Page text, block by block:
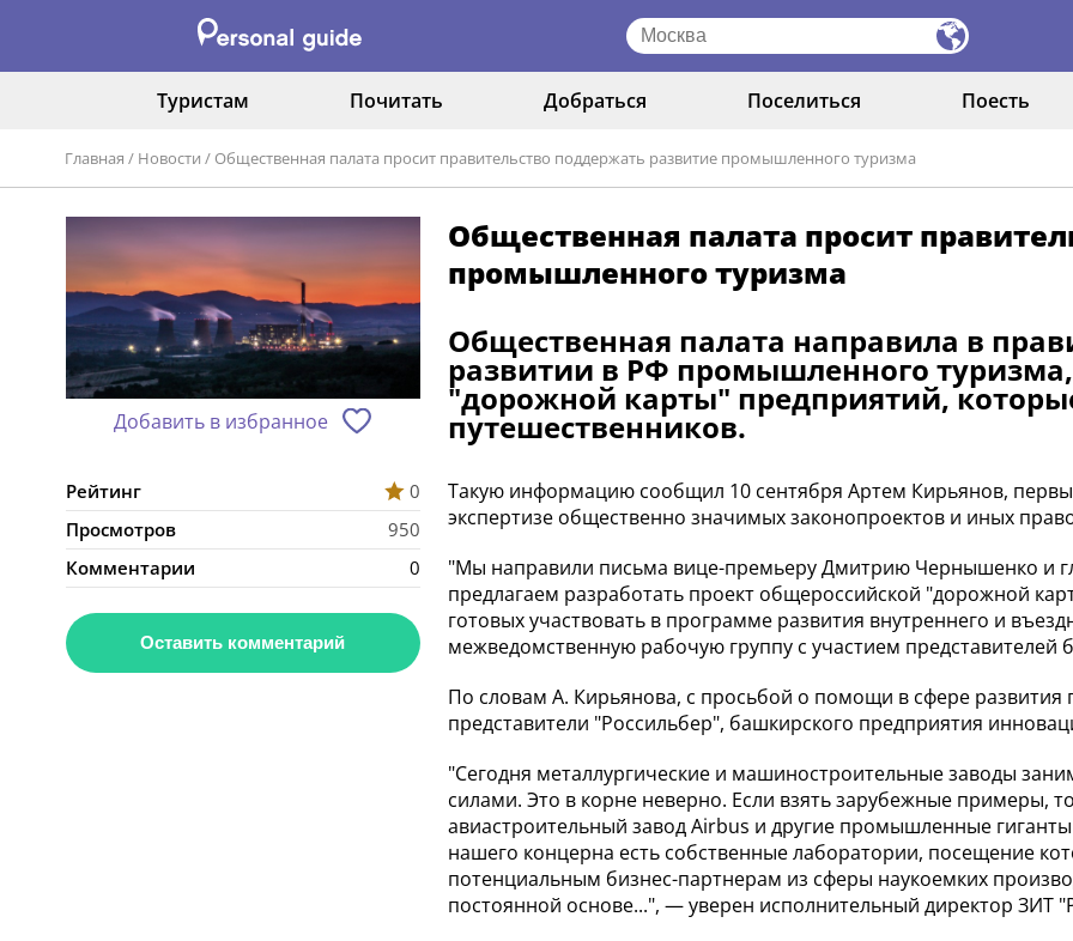
Туристам Почитать Добраться Поселиться Поесть
Главная / Новости / Общественная палата просит правительство поддержать развитие промышленного туризма
Добавить в избранное
Рейтинг
0
Просмотров
950
Комментарии
0
Оставить комментарий
Общественная палата просит
промышленного туризма
Общественная палата направила в
развитии в РФ промышленного
"дорожной карты" предприятий,
путешественников.
Такую информацию сообщил 10 сентября Артем Кирьянов,
экспертизе общественно значимых законопроектов и иных
"Мы направили письма вице-премьеру Дмитрию Чернышенко и
предлагаем разработать проект общероссийской "дорожной
готовых участвовать в программе развития внутреннего и
межведомственную рабочую группу с участием представителей
По словам А. Кирьянова, с просьбой о помощи в сфере
представители "Россильбер", башкирского предприятия
"Сегодня металлургические и машиностроительные заводы
силами. Это в корне неверно. Если взять зарубежные примеры,
авиастроительный завод Airbus и другие промышленные
нашего концерна есть собственные лаборатории, посещение
потенциальным бизнес-партнерам из сферы наукоемких
постоянной основе...", — уверен исполнительный директор ЗИТ